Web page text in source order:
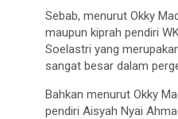
Sebab, menurut Okky
maupun kiprah pendiri
Soelastri yang
sangat besar dalam
Bahkan menurut Okky
pendiri Aisyah Nyai